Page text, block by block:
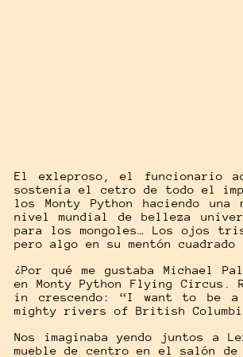
El exleproso, el funcionario
sostenía el cetro de todo el
los Monty Python haciendo
nivel mundial de belleza
para los mongoles… Los ojos
pero algo en su mentón
¿Por qué me gustaba Michael
en Monty Python Flying Circus.
in crescendo: “I want to be
mighty rivers of British
Nos imaginaba yendo juntos a
mueble de centro en el salón de